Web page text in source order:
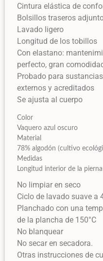
Cintura elástica de
Bolsillos traseros
Lavado ligero
Longitud de los tobillos
Con elastano:
perfecto, gran
Probado para
externos y acreditados
Se ajusta al cuerpo
Color
Vaquero azul oscuro
Material
78% algodón (cultivo
Medidas
Longitud interior de la
No limpiar en seco
Ciclo de lavado suave a
Planchado con una
de la plancha de 150°C
No blanquear
No secar en secadora.
Otras instrucciones de